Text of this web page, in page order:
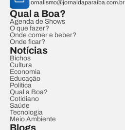
jornalismo@jornaldaparaiba.com.br
Qual a Boa?
Agenda de Shows
O que fazer?
Onde comer e beber?
Onde ficar?
Notícias
Bichos
Cultura
Economia
Educação
Política
Qual a Boa?
Cotidiano
Saúde
Tecnologia
Meio Ambiente
Blogs